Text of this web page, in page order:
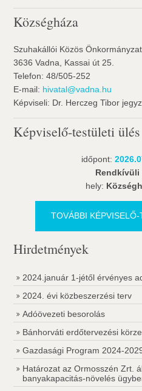
Községháza
Szuhakállói Közös
3636 Vadna, Kassai út 25.
Telefon: 48/505-252
E-mail: hivatal@vadna.hu
Képviseli: Dr. Herczeg Tibor
Képviselő-testületi ülés
időpont:
Rendkívüli
hely:
TOVÁBBI
Hirdetmények
2024.január 1-jétől érvényes
2024. évi közbeszerzési terv
Adóövezeti besorolás
Bánhorváti erdőtervezési
Gazdasági Program 2024-
Határozat az Ormosszén Zrt.
banyakapacitás-növelés